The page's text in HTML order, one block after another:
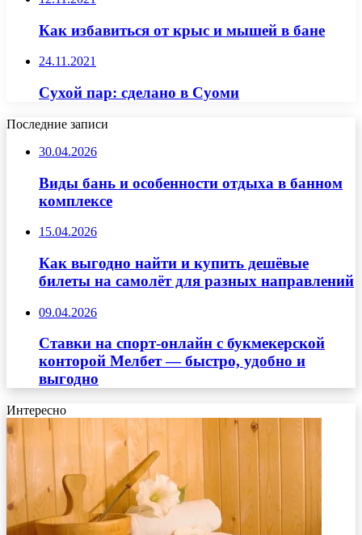
Как избавиться от крыс и мышей в бане
24.11.2021
Сухой пар: сделано в Суоми
Последние записи
30.04.2026
Виды бань и особенности отдыха в банном
комплексе
15.04.2026
Как выгодно найти и купить дешёвые
билеты на самолёт для разных направлений
09.04.2026
Ставки на спорт-онлайн с букмекерской
конторой Мелбет — быстро, удобно и
выгодно
Интересно